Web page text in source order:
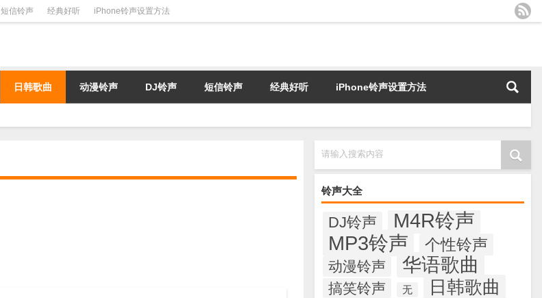
短信铃声 经典好听 iPhone铃声设置方法
日韩歌曲 动漫铃声 DJ铃声 短信铃声 经典好听 iPhone铃声设置方法
请输入搜索内容
铃声大全
DJ铃声
M4R铃声
MP3铃声
个性铃声
动漫铃声 华语歌曲
搞笑铃声 无 日韩歌曲